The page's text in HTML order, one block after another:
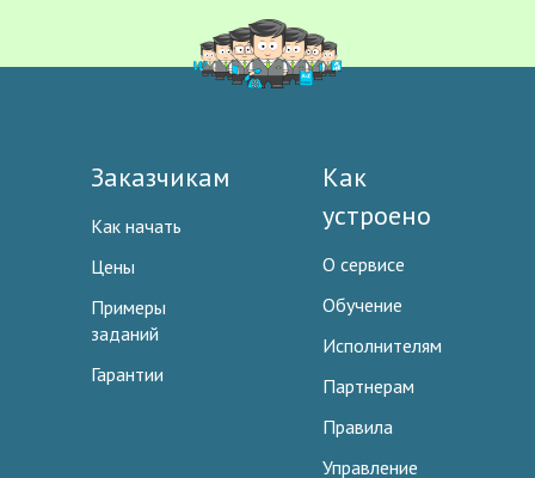
Заказчикам
Как начать
Цены
Примеры
заданий
Гарантии
Как
устроено
О сервисе
Обучение
Исполнителям
Партнерам
Правила
Управление